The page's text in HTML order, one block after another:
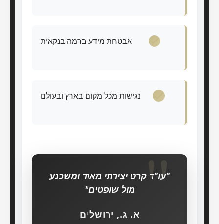
אבטחת מידע ברמה בנקאית
נגישות מכל מקום בארץ ובעולם
"עו"ד קרט יצירתי מאוד ומשכנע
מול שופטים"
א. ג., ירושלים